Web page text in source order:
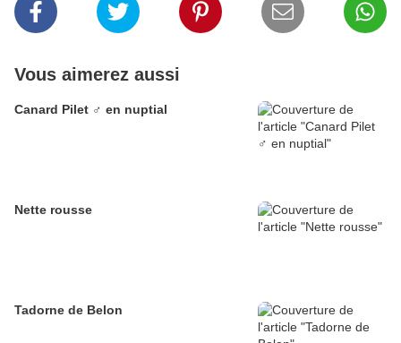
Vous aimerez aussi
Canard Pilet ♂ en nuptial
Nette rousse
Tadorne de Belon